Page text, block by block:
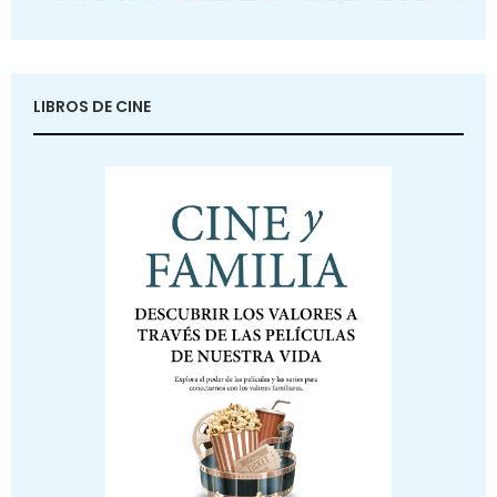
LIBROS DE CINE